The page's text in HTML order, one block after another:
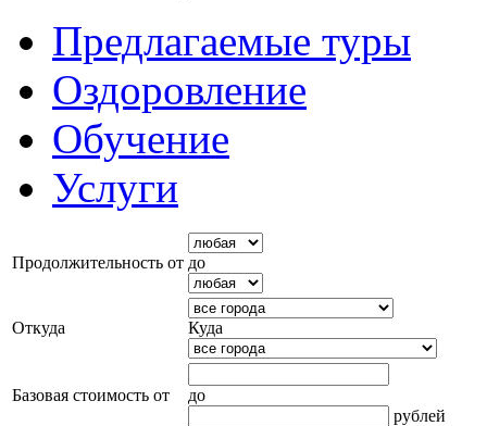
Предлагаемые туры
Оздоровление
Обучение
Услуги
Продолжительность от до
Откуда Куда
Базовая стоимость от
до
рублей